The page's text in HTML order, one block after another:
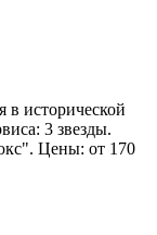
в исторической
3 звезды.
Цены: от 170